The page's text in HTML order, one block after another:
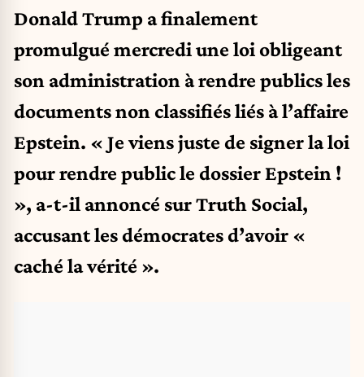
Donald Trump a finalement
promulgué mercredi une loi obligeant
son administration à rendre publics les
documents non classifiés liés à l’affaire
Epstein. « Je viens juste de signer la loi
pour rendre public le dossier Epstein !
», a-t-il annoncé sur Truth Social,
accusant les démocrates d’avoir «
caché la vérité ».